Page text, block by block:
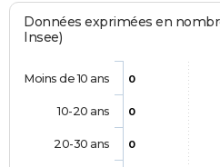
Données exprimées en
Insee)
0
0
0
Moins de 10 ans
10-20 ans
20-30 ans